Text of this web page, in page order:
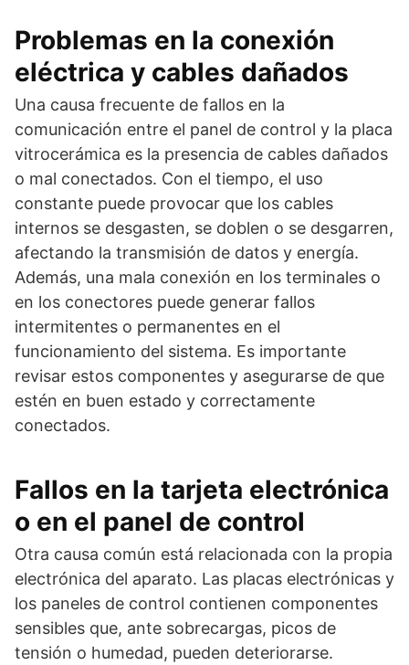
Problemas en la conexión
eléctrica y cables dañados
Una causa frecuente de fallos en la
comunicación entre el panel de control y la placa
vitrocerámica es la presencia de cables dañados
o mal conectados. Con el tiempo, el uso
constante puede provocar que los cables
internos se desgasten, se doblen o se desgarren,
afectando la transmisión de datos y energía.
Además, una mala conexión en los terminales o
en los conectores puede generar fallos
intermitentes o permanentes en el
funcionamiento del sistema. Es importante
revisar estos componentes y asegurarse de que
estén en buen estado y correctamente
conectados.
Fallos en la tarjeta electrónica
o en el panel de control
Otra causa común está relacionada con la propia
electrónica del aparato. Las placas electrónicas y
los paneles de control contienen componentes
sensibles que, ante sobrecargas, picos de
tensión o humedad, pueden deteriorarse.